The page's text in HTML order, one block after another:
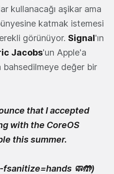
kullanacağı aşikar ama
katmak istemesi
görünüyor. Signal'ın
Jacobs'un Apple'a
bahsedilmeye değer bir
that I accepted
with the CoreOS
this summer.
🧼🤲)